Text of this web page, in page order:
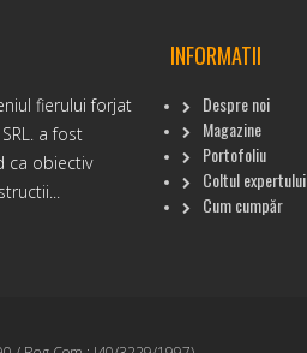
fierului forjat
a fost
ca obiectiv
INFORMATII
Despre noi
Magazine
Portofoliu
Coltul expertului
Cum cumpăr